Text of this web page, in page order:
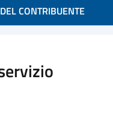
CONTRIBUENTE